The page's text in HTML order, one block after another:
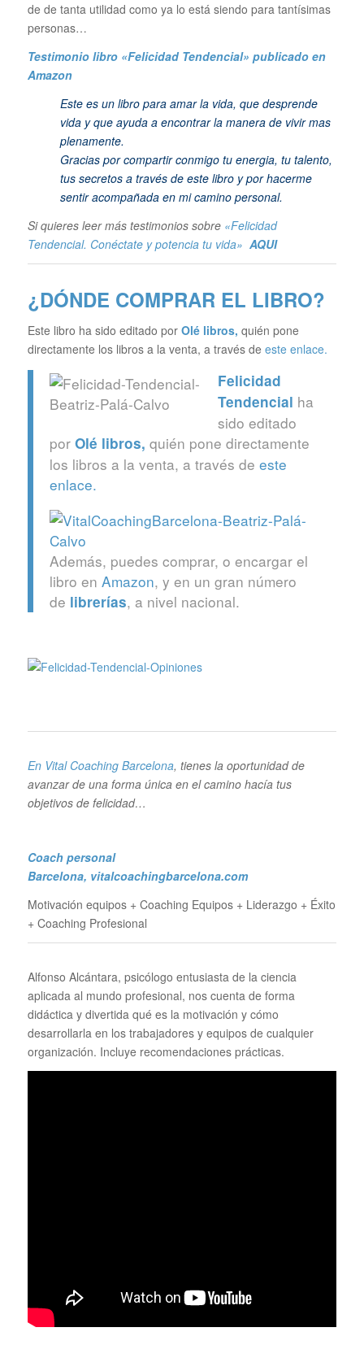
de de tanta utilidad como ya lo está siendo para tantísimas
personas…
Testimonio libro «Felicidad Tendencial» publicado en
Amazon
Este es un libro para amar la vida, que desprende
vida y que ayuda a encontrar la manera de vivir mas
plenamente.
Gracias por compartir conmigo tu energia, tu talento,
tus secretos a través de este libro y por hacerme
sentir acompañada en mi camino personal.
Si quieres leer más testimonios sobre «Felicidad
Tendencial. Conéctate y potencia tu vida» AQUI
¿DÓNDE COMPRAR EL LIBRO?
Este libro ha sido editado por Olé libros, quién pone
directamente los libros a la venta, a través de este enlace.
Felicidad
Tendencial ha
sido editado
por Olé libros, quién pone directamente
los libros a la venta, a través de este
enlace.
Además, puedes comprar, o encargar el
libro en Amazon, y en un gran número
de librerías, a nivel nacional.
En Vital Coaching Barcelona, tienes la oportunidad de
avanzar de una forma única en el camino hacía tus
objetivos de felicidad…
Coach personal
Barcelona, vitalcoachingbarcelona.com
Motivación equipos + Coaching Equipos + Liderazgo + Éxito
+ Coaching Profesional
Alfonso Alcántara, psicólogo entusiasta de la ciencia
aplicada al mundo profesional, nos cuenta de forma
didáctica y divertida qué es la motivación y cómo
desarrollarla en los trabajadores y equipos de cualquier
organización. Incluye recomendaciones prácticas.